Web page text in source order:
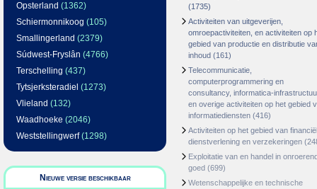
Opsterland (1362)
Schiermonnikoog (105)
Smallingerland (2379)
Súdwest-Fryslân (4766)
Terschelling (437)
Tytsjerksteradiel (1273)
Vlieland (132)
Waadhoeke (2046)
Weststellingwerf(1298)
Nieuwe versie beschikbaar
(1735)
Activiteiten van uitgeverijen,
omroepactiviteiten, en activiteiten op
gebied van productie en distributie
inhoud (161)
Telecommunicatie,
computerprogrammering en
consultancy, informatica-
en overige activiteiten op het gebied
informatiediensten (416)
Activiteiten op het gebied van
dienstverlening en verzekeringen
Exploitatie van en handel in
goed (699)
Wetenschappelijke en technische